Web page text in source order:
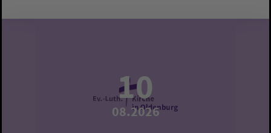
10
08.2026